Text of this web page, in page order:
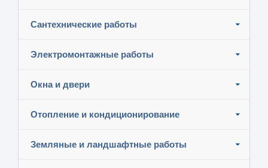
Сантехнические работы
Электромонтажные работы
Окна и двери
Отопление и кондиционирование
Земляные и ландшафтные работы